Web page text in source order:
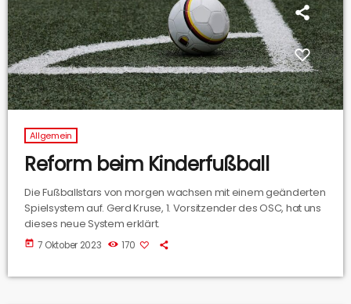
Allgemein
Reform beim Kinderfußball
Die Fußballstars von morgen wachsen mit einem geänderten
Spielsystem auf. Gerd Kruse, 1. Vorsitzender des OSC, hat uns
dieses neue System erklärt.
today 7 Oktober 2023 170